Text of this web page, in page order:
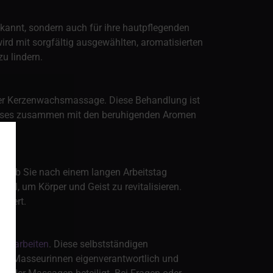
sondern auch für ihre hautpflegenden
mit sorgfältig ausgewählten, aromatisierten
lindern.
Kerzenwachsmassage. Diese Behandlung ist
zusammen mit den beruhigenden Aromen
Ob Sie nach einem langen Arbeitstag
um Körper und Geist zu revitalisieren.
arbeiten. Diese selbstständigen
Masseurinnen eigenverantwortlich und